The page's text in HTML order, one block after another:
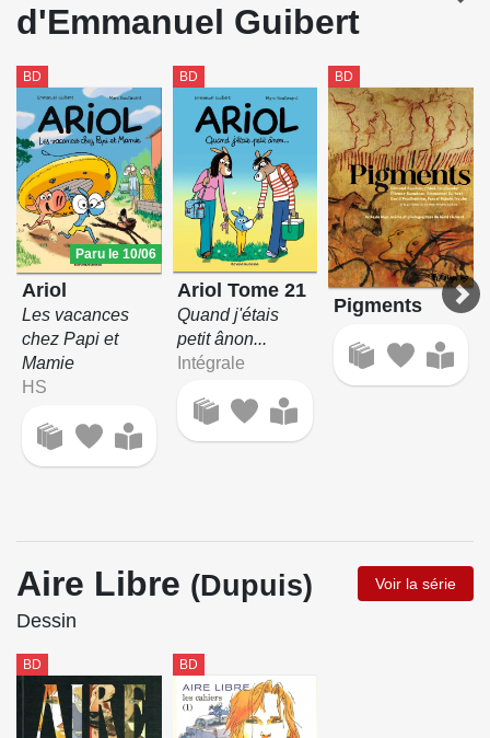
d'Emmanuel Guibert
BD
Paru le 10/06
Ariol
Les vacances
chez Papi et
Mamie
HS
BD
Ariol Tome 21
Quand j'étais
petit ânon...
Intégrale
BD
Pigments
Aire Libre (Dupuis) Voir la série
Dessin
BD BD